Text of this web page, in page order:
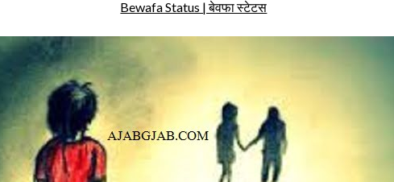
Bewafa Status | बेवफा स्टेटस